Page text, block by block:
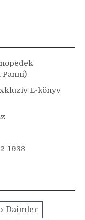
Panni)
E-könyv
1933
Daimler